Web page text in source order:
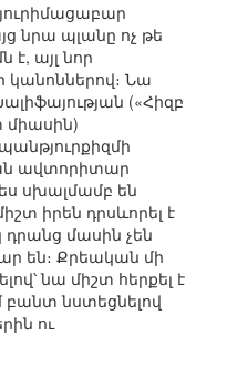
նրա պլանը ոչ թե
է, այլ նոր
կանոններով։ Նա
(«Հիզբ
միասին)
ավտորիտար
սխալմամբ են
իրեն դրսևորել է
մասին չեն
են։ Քրեական մի
նա միշտ հերքել է
բանտ նստեցնելով
ու